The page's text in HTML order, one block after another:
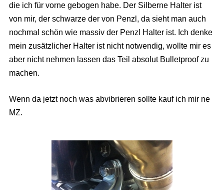
die ich für vorne gebogen habe. Der Silberne Halter ist
von mir, der schwarze der von Penzl, da sieht man auch
nochmal schön wie massiv der Penzl Halter ist. Ich denke
mein zusätzlicher Halter ist nicht notwendig, wollte mir es
aber nicht nehmen lassen das Teil absolut Bulletproof zu
machen.
Wenn da jetzt noch was abvibrieren sollte kauf ich mir ne
MZ.